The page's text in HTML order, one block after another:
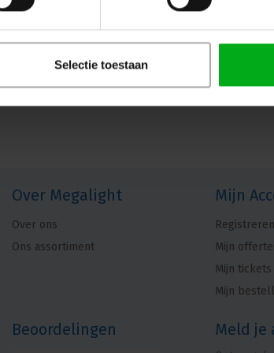
Selectie toestaan
Over Megalight
Over ons
Ons assortiment
Mijn
Registreren
Mijn
Mijn tickets
Mijn
Beoordelingen Meld je